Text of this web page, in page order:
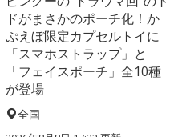
ドがまさかのポーチ化！か
ぷえぼ限定カプセルトイに
「スマホストラップ」と
「フェイスポーチ」全10種
が登場
全国